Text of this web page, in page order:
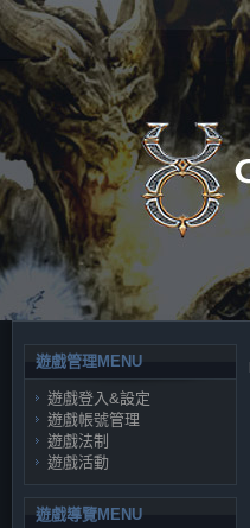
遊戲管理MENU
遊戲登入&設定
遊戲帳號管理
遊戲法制
遊戲活動
遊戲導覽MENU